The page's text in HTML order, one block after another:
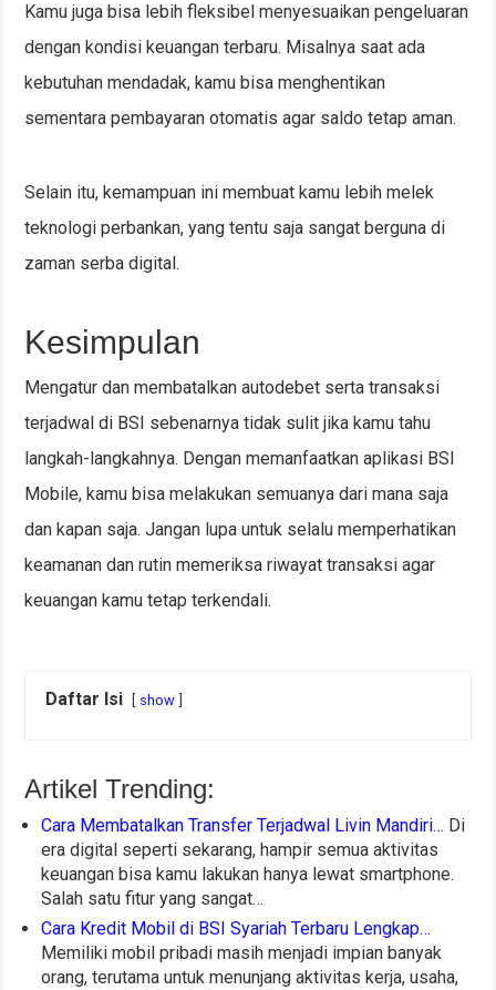
Kamu juga bisa lebih fleksibel menyesuaikan pengeluaran
dengan kondisi keuangan terbaru. Misalnya saat ada
kebutuhan mendadak, kamu bisa menghentikan
sementara pembayaran otomatis agar saldo tetap aman.
Selain itu, kemampuan ini membuat kamu lebih melek
teknologi perbankan, yang tentu saja sangat berguna di
zaman serba digital.
Kesimpulan
Mengatur dan membatalkan autodebet serta transaksi
terjadwal di BSI sebenarnya tidak sulit jika kamu tahu
langkah-langkahnya. Dengan memanfaatkan aplikasi BSI
Mobile, kamu bisa melakukan semuanya dari mana saja
dan kapan saja. Jangan lupa untuk selalu memperhatikan
keamanan dan rutin memeriksa riwayat transaksi agar
keuangan kamu tetap terkendali.
Daftar Isi show
Artikel Trending:
Cara Membatalkan Transfer Terjadwal Livin Mandiri… Di
era digital seperti sekarang, hampir semua aktivitas
keuangan bisa kamu lakukan hanya lewat smartphone.
Salah satu fitur yang sangat…
Cara Kredit Mobil di BSI Syariah Terbaru Lengkap…
Memiliki mobil pribadi masih menjadi impian banyak
orang, terutama untuk menunjang aktivitas kerja, usaha,